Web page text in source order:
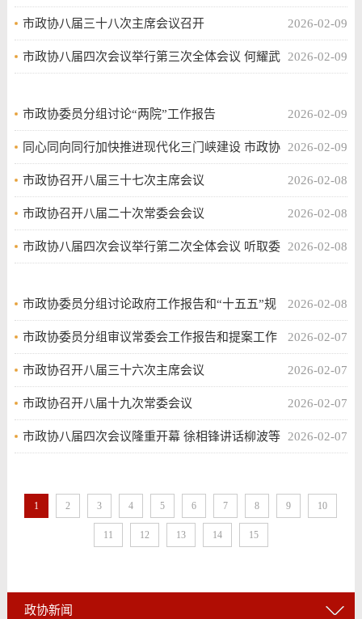
议召开 2026-02-09
市政协八届三十八次主席会议召开
2026-02-09
市政协八届四次会议举行第三次全体会议 何耀武
2026-02-09
市政协委员分组讨论“两院”工作报告
2026-02-09
同心同向同行加快推进现代化三门峡建设 市政协
八届四次会议胜利闭幕 2026-02-08
市政协召开八届三十七次主席会议
2026-02-08
市政协召开八届二十次常委会会议
2026-02-08
市政协八届四次会议举行第二次全体会议 听取委
2026-02-08
市政协委员分组讨论政府工作报告和“十五五”规
划纲要草案、计划报告、预算报告 2026-02-07
市政协委员分组审议常委会工作报告和提案工作
情况报告 2026-02-07
市政协召开八届三十六次主席会议
2026-02-07
市政协召开八届十九次常委会议
2026-02-07
市政协八届四次会议隆重开幕 徐相锋讲话柳波等
1 2 3 4 5 6 7 8 9 10
11 12 13 14 15
政协新闻